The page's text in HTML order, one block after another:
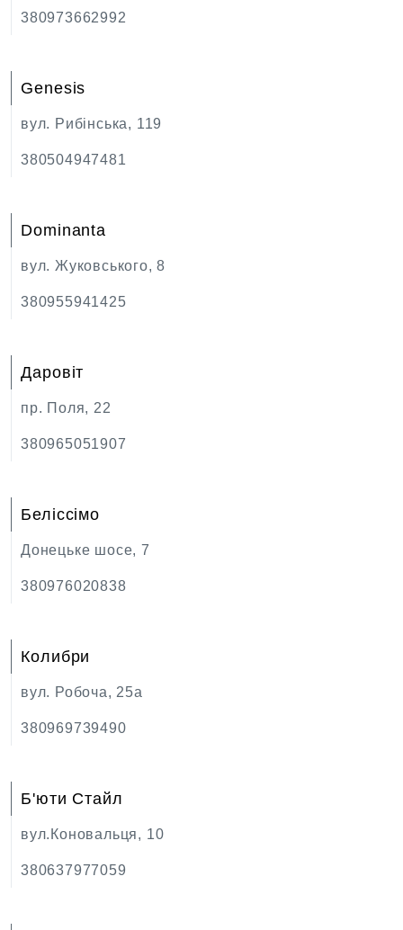
380973662992
Genesis
вул. Рибінська, 119
380504947481
Dominanta
вул. Жуковського, 8
380955941425
Даровіт
пр. Поля, 22
380965051907
Беліссімо
Донецьке шосе, 7
380976020838
Колибри
вул. Робоча, 25a
380969739490
Б'юти Cтайл
вул.Коновальця, 10
380637977059